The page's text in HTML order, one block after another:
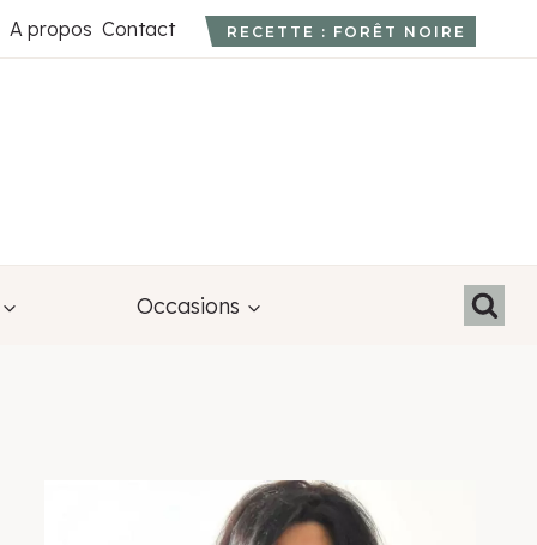
A propos Contact RECETTE : FORÊT NOIRE
Occasions